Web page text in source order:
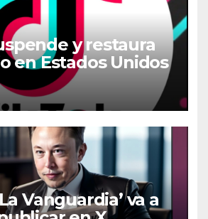
y restaura
en Estados Unidos
Vanguardia’ va a